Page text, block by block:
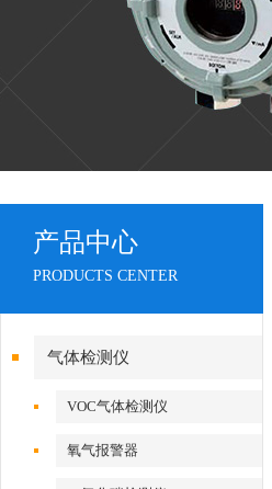
产品中心
PRODUCTS CENTER
气体检测仪
VOC气体检测仪
氧气报警器